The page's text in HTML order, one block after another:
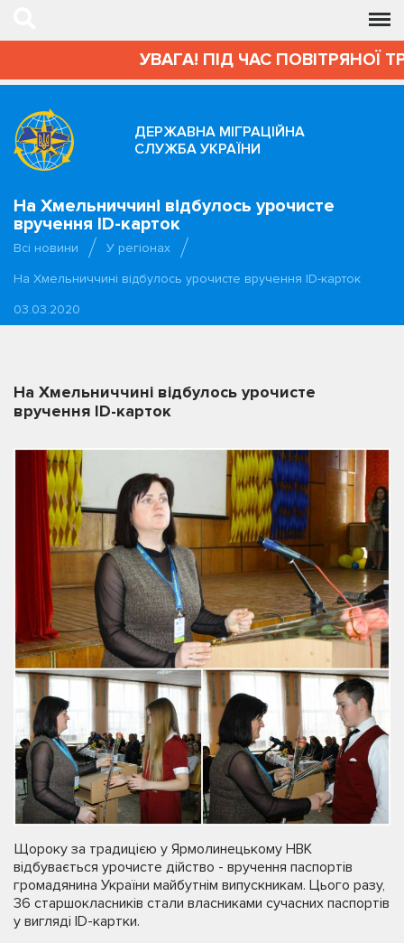
УВАГА! ПІД ЧАС ПОВІТРЯНОЇ
ДЕРЖАВНА МІГРАЦІЙНА
СЛУЖБА УКРАЇНИ
На Хмельниччині відбулось урочисте
вручення ID-карток
Всі новини
У регіонах
На Хмельниччині відбулось урочисте вручення ID-карток
03.03.2020
На Хмельниччині відбулось урочисте
вручення ID-карток
Щороку за традицією у Ярмолинецькому НВК
відбувається урочисте дійство - вручення паспортів
громадянина України майбутнім випускникам. Цього разу,
36 старшокласників стали власниками сучасних паспортів
у вигляді ID-картки.